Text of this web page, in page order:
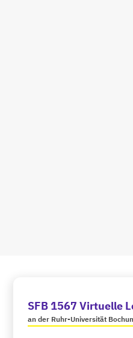
SFB 1567 Virtuelle
an der Ruhr-Universität